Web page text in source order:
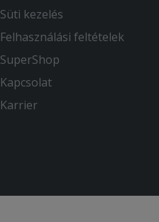
Süti kezelés
Felhasználási feltételek
SuperShop
Kapcsolat
Karrier